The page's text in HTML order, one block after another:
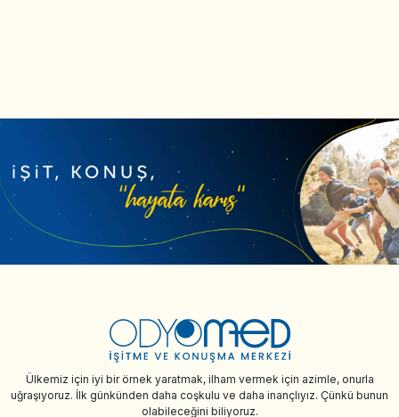
Ülkemiz için iyi bir örnek yaratmak, ilham vermek için azimle, onurla
uğraşıyoruz. İlk günkünden daha coşkulu ve daha inançlıyız. Çünkü bunun
olabileceğini biliyoruz.